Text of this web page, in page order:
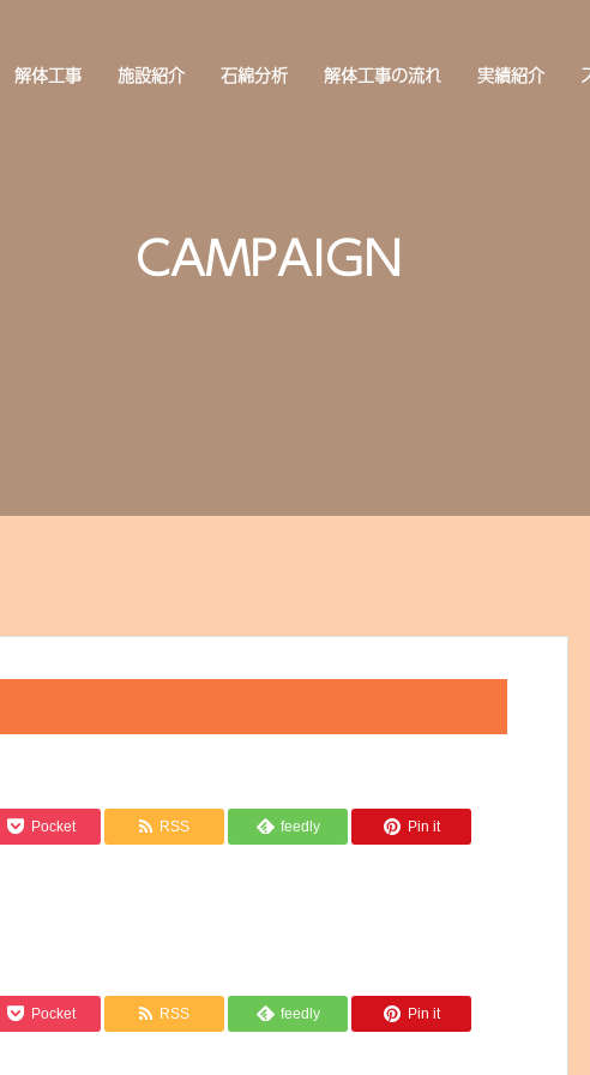
解体工事 施設紹介 石綿分析 解体工事の流れ 実績紹介
CAMPAIGN
Pocket RSS feedly Pin it
Pocket RSS feedly Pin it